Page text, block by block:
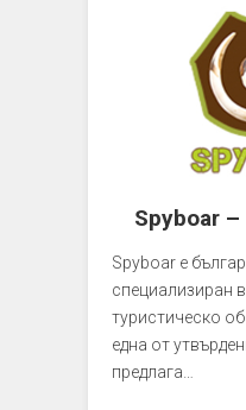
Spyboar
Spyboar е
специализиран
туристическо
една от
предлага…